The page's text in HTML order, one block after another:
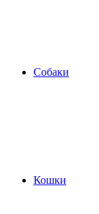
Собаки
Кошки